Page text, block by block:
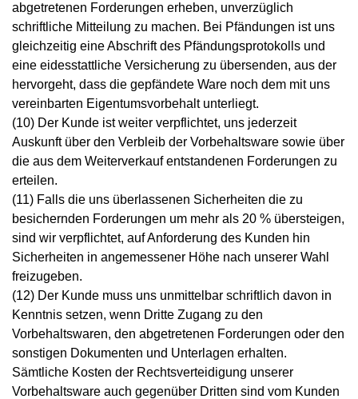
abgetretenen Forderungen erheben, unverzüglich
schriftliche Mitteilung zu machen. Bei Pfändungen ist uns
gleichzeitig eine Abschrift des Pfändungsprotokolls und
eine eidesstattliche Versicherung zu übersenden, aus der
hervorgeht, dass die gepfändete Ware noch dem mit uns
vereinbarten Eigentumsvorbehalt unterliegt.
(10) Der Kunde ist weiter verpflichtet, uns jederzeit
Auskunft über den Verbleib der Vorbehaltsware sowie über
die aus dem Weiterverkauf entstandenen Forderungen zu
erteilen.
(11) Falls die uns überlassenen Sicherheiten die zu
besichernden Forderungen um mehr als 20 % übersteigen,
sind wir verpflichtet, auf Anforderung des Kunden hin
Sicherheiten in angemessener Höhe nach unserer Wahl
freizugeben.
(12) Der Kunde muss uns unmittelbar schriftlich davon in
Kenntnis setzen, wenn Dritte Zugang zu den
Vorbehaltswaren, den abgetretenen Forderungen oder den
sonstigen Dokumenten und Unterlagen erhalten.
Sämtliche Kosten der Rechtsverteidigung unserer
Vorbehaltsware auch gegenüber Dritten sind vom Kunden